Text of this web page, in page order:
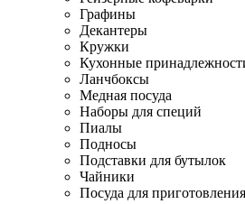
Графины
Декантеры
Кружки
Кухонные
Ланчбоксы
Медная посуда
Наборы для специй
Пиалы
Подносы
Подставки для бутылок
Чайники
Посуда для